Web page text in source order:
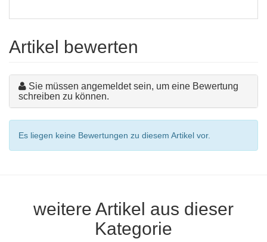
Artikel bewerten
Sie müssen angemeldet sein, um eine Bewertung
schreiben zu können.
Es liegen keine Bewertungen zu diesem Artikel vor.
weitere Artikel aus dieser
Kategorie